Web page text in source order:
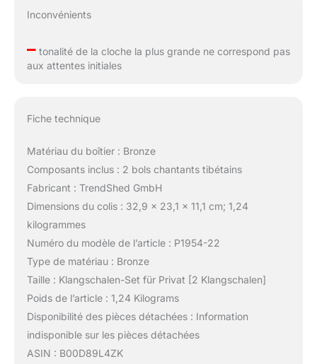
Inconvénients
–tonalité de la cloche la plus grande ne correspond pas
aux attentes initiales
Fiche technique
Matériau du boîtier : Bronze
Composants inclus : 2 bols chantants tibétains
Fabricant : TrendShed GmbH
Dimensions du colis : 32,9 x 23,1 x 11,1 cm; 1,24
kilogrammes
Numéro du modèle de l’article : P1954-22
Type de matériau : Bronze
Taille : Klangschalen-Set für Privat [2 Klangschalen]
Poids de l’article : 1,24 Kilograms
Disponibilité des pièces détachées : Information
indisponible sur les pièces détachées
ASIN : B00D89L4ZK